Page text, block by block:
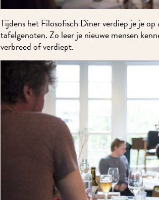
Tijdens het Filosofisch Diner verdiep je je op
tafelgenoten. Zo leer je nieuwe mensen
verbreed of verdiept.